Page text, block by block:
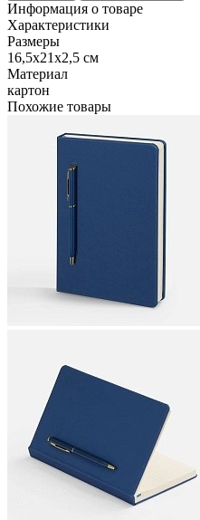
Информация о товаре
Характеристики
Размеры
16,5х21х2,5 см
Материал
картон
Похожие товары